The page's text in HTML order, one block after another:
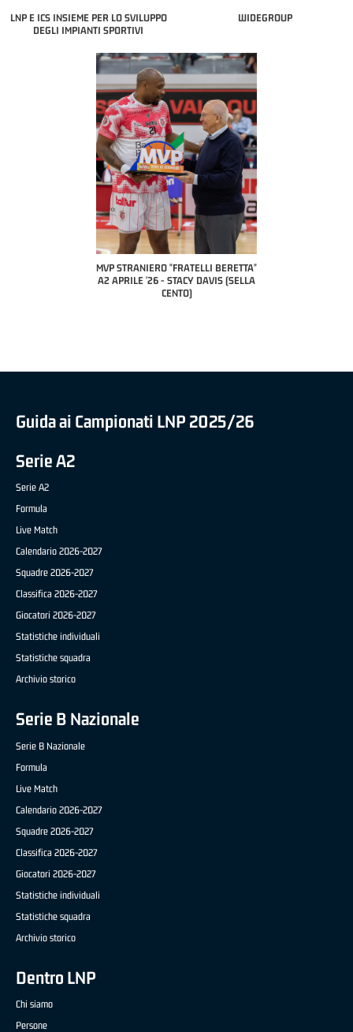
LNP E ICS INSIEME PER LO SVILUPPO
DEGLI IMPIANTI SPORTIVI
WIDEGROUP
"FRATELLI BERETTA"
'26 - STACY DAVIS (SELLA
MVP "FRATELLI BERETTA" SAMUEL
DILAS B NAZIONALE APRILE '26 -
MARCO RESTELLI (TAV TREVIGLIO
Guida ai Campionati LNP 2025/26
Serie A2
Serie A2
Formula
Live Match
Calendario 2026-2027
Squadre 2026-2027
Classifica 2026-2027
Giocatori 2026-2027
Statistiche individuali
Statistiche squadra
Archivio storico
Serie B Nazionale
Serie B Nazionale
Formula
Live Match
Calendario 2026-2027
Squadre 2026-2027
Classifica 2026-2027
Giocatori 2026-2027
Statistiche individuali
Statistiche squadra
Archivio storico
Dentro LNP
Chi siamo
Persone